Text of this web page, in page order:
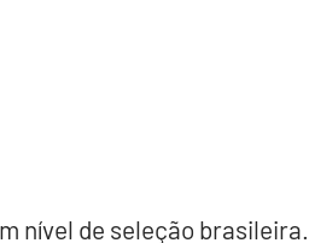
nível de seleção